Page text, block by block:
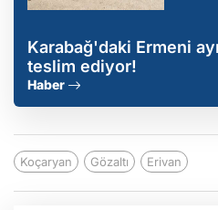
Karabağ'daki Ermeni
teslim ediyor!
Haber
Koçaryan Gözaltı Erivan